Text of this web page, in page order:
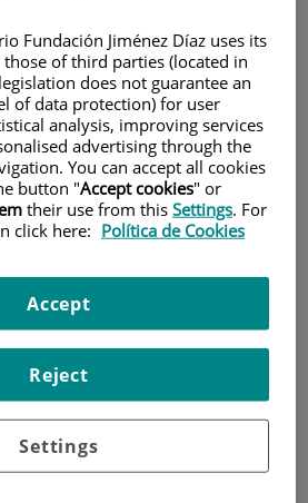
Fundación Jiménez Díaz uses its
of third parties (located in
does not guarantee an
of data protection) for user
analysis, improving services
advertising through the
You can accept all cookies
button "Accept cookies" or
their use from this Settings. For
click here: Política de Cookies
Settings
Reject
Accept